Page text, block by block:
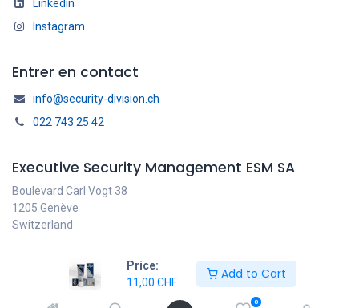
Price:
11,00 CHF
Add to Cart
0
Linkedin
Instagram
Entrer en contact
info@security-division.ch
022 743 25 42
Executive Security Management ESM SA
Boulevard Carl Vogt 38
1205 Genève
Switzerland
Français